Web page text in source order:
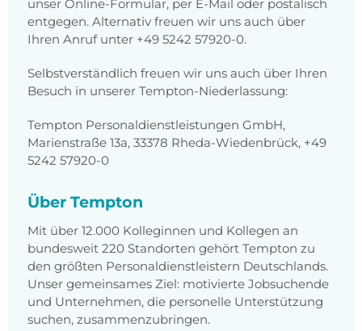
unser Online-Formular, per E-Mail oder postalisch
entgegen. Alternativ freuen wir uns auch über
Ihren Anruf unter +49 5242 57920-0.
Selbstverständlich freuen wir uns auch über Ihren
Besuch in unserer Tempton-Niederlassung:
Tempton Personaldienstleistungen GmbH,
Marienstraße 13a, 33378 Rheda-Wiedenbrück, +49
5242 57920-0
Über Tempton
Mit über 12.000 Kolleginnen und Kollegen an
bundesweit 220 Standorten gehört Tempton zu
den größten Personaldienstleistern Deutschlands.
Unser gemeinsames Ziel: motivierte Jobsuchende
und Unternehmen, die personelle Unterstützung
suchen, zusammenzubringen.